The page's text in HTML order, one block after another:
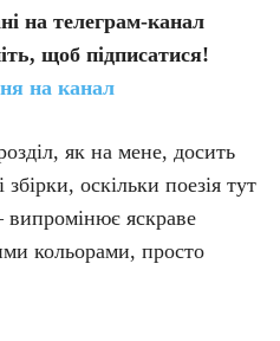
на телеграм-канал
щоб підписатися!
на канал
як на мене, досить
збірки, оскільки поезія тут
випромінює яскраве
кольорами, просто